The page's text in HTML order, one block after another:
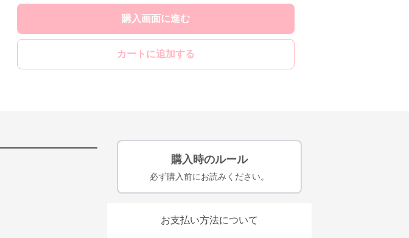
購入画面に進む
カートに追加する
購入時のルール
必ず購入前にお読みください。
お支払い方法について